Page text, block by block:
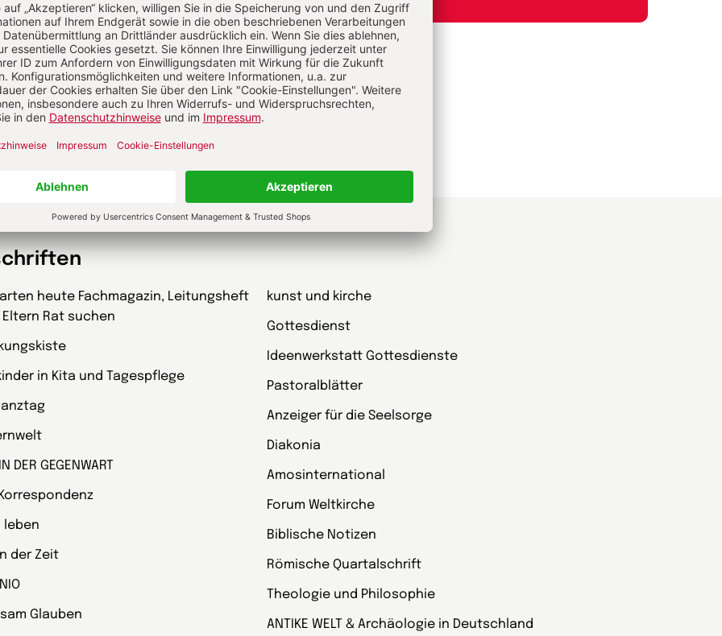
heute Fachmagazin, Leitungsheft
Eltern Rat suchen
in Kita und Tagespflege
DER GEGENWART
leben
der Zeit
Glauben
kunst und kirche
Gottesdienst
Ideenwerkstatt Gottesdienste
Pastoralblätter
Anzeiger für die Seelsorge
Diakonia
Amosinternational
Forum Weltkirche
Biblische Notizen
Römische Quartalschrift
Theologie und Philosophie
ANTIKE WELT & Archäologie in Deutschland